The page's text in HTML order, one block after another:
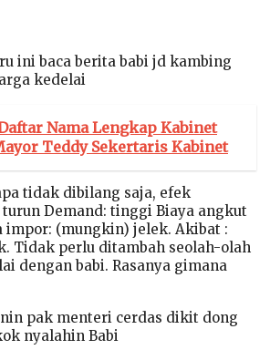
ini baca berita babi jd kambing
kedelai
Nama Lengkap Kabinet
Teddy Sekertaris Kabinet
tidak dibilang saja, efek
Demand: tinggi Biaya angkut
impor: (mungkin) jelek. Akibat :
Tidak perlu ditambah seolah-olah
dengan babi. Rasanya gimana
pak menteri cerdas dikit dong
nyalahin Babi